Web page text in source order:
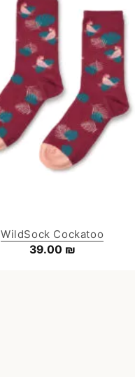
WildSock Cockatoo
39.00 ₪